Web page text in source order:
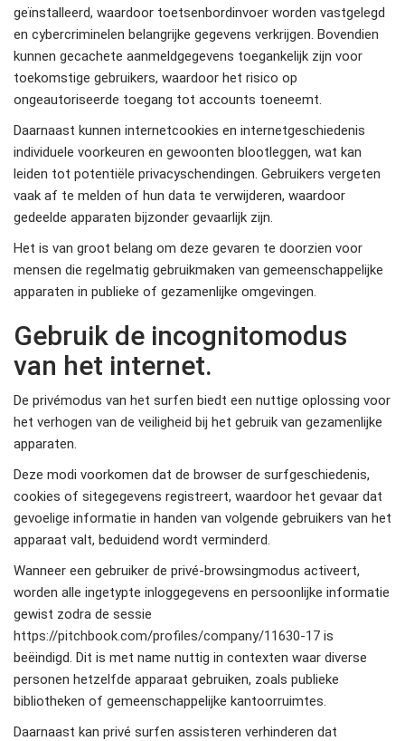
geïnstalleerd, waardoor toetsenbordinvoer worden vastgelegd
en cybercriminelen belangrijke gegevens verkrijgen. Bovendien
kunnen gecachete aanmeldgegevens toegankelijk zijn voor
toekomstige gebruikers, waardoor het risico op
ongeautoriseerde toegang tot accounts toeneemt.
Daarnaast kunnen internetcookies en internetgeschiedenis
individuele voorkeuren en gewoonten blootleggen, wat kan
leiden tot potentiële privacyschendingen. Gebruikers vergeten
vaak af te melden of hun data te verwijderen, waardoor
gedeelde apparaten bijzonder gevaarlijk zijn.
Het is van groot belang om deze gevaren te doorzien voor
mensen die regelmatig gebruikmaken van gemeenschappelijke
apparaten in publieke of gezamenlijke omgevingen.
Gebruik de incognitomodus
van het internet.
De privémodus van het surfen biedt een nuttige oplossing voor
het verhogen van de veiligheid bij het gebruik van gezamenlijke
apparaten.
Deze modi voorkomen dat de browser de surfgeschiedenis,
cookies of sitegegevens registreert, waardoor het gevaar dat
gevoelige informatie in handen van volgende gebruikers van het
apparaat valt, beduidend wordt verminderd.
Wanneer een gebruiker de privé-browsingmodus activeert,
worden alle ingetypte inloggegevens en persoonlijke informatie
gewist zodra de sessie
https://pitchbook.com/profiles/company/11630-17 is
beëindigd. Dit is met name nuttig in contexten waar diverse
personen hetzelfde apparaat gebruiken, zoals publieke
bibliotheken of gemeenschappelijke kantoorruimtes.
Daarnaast kan privé surfen assisteren verhinderen dat